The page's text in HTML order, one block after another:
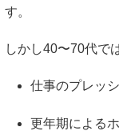
す。
しかし40〜70代で
仕事のプレッ
更年期による